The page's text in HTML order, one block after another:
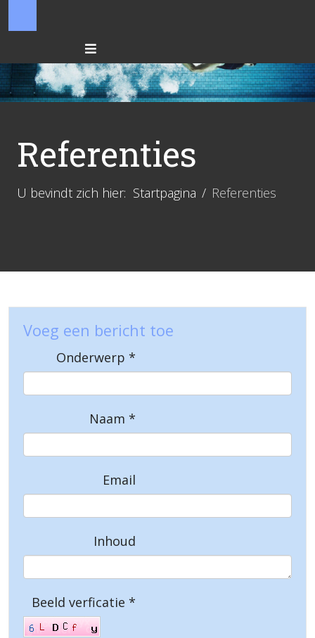
Referenties
U bevindt zich hier: Startpagina Referenties
Voeg een bericht toe
Onderwerp *
Naam *
Email
Inhoud
Beeld verficatie *